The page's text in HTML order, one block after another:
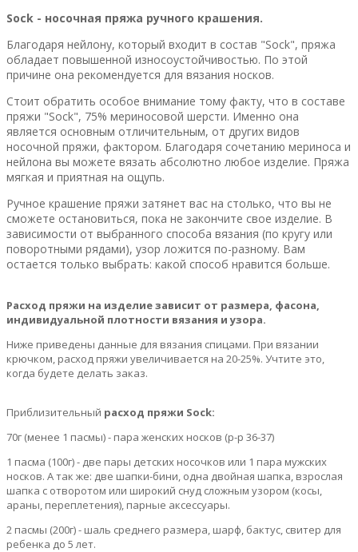
Sock - носочная пряжа ручного крашения.
Благодаря нейлону, который входит в состав "Sock", пряжа
обладает повышенной износоустойчивостью. По этой
причине она рекомендуется для вязания носков.
Стоит обратить особое внимание тому факту, что в составе
пряжи "Sock", 75% мериносовой шерсти. Именно она
является основным отличительным, от других видов
носочной пряжи, фактором. Благодаря сочетанию мериноса и
нейлона вы можете вязать абсолютно любое изделие. Пряжа
мягкая и приятная на ощупь.
Ручное крашение пряжи затянет вас на столько, что вы не
сможете остановиться, пока не закончите свое изделие. В
зависимости от выбранного способа вязания (по кругу или
поворотными рядами), узор ложится по-разному. Вам
остается только выбрать: какой способ нравится больше.
Расход пряжи на изделие зависит от размера, фасона,
индивидуальной плотности вязания и узора.
Ниже приведены данные для вязания спицами. При вязании
крючком, расход пряжи увеличивается на 20-25%. Учтите это,
когда будете делать заказ.
Приблизительный расход пряжи Sock:
70г (менее 1 пасмы) - пара женских носков (р-р 36-37)
1 пасма (100г) - две пары детских носочков или 1 пара мужских
носков. А так же: две шапки-бини, одна двойная шапка, взрослая
шапка с отворотом или широкий снуд сложным узором (косы,
араны, переплетения), парные аксессуары.
2 пасмы (200г) - шаль среднего размера, шарф, бактус, свитер для
ребенка до 5 лет.